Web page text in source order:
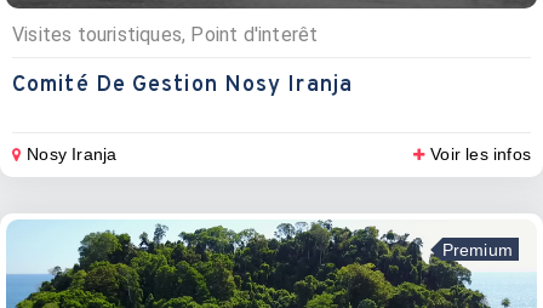
Visites touristiques, Point d'interêt
Comité De Gestion Nosy Iranja
Nosy Iranja Voir les infos
Premium